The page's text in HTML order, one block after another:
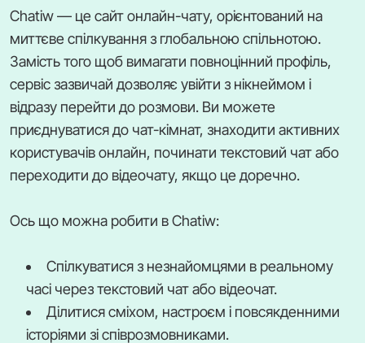
Chatiw — це сайт онлайн-чату, орієнтований на
миттєве спілкування з глобальною спільнотою.
Замість того щоб вимагати повноцінний профіль,
сервіс зазвичай дозволяє увійти з нікнеймом і
відразу перейти до розмови. Ви можете
приєднуватися до чат-кімнат, знаходити активних
користувачів онлайн, починати текстовий чат або
переходити до відеочату, якщо це доречно.
Ось що можна робити в Chatiw:
Спілкуватися з незнайомцями в реальному
часі через текстовий чат або відеочат.
Ділитися сміхом, настроєм і повсякденними
історіями зі співрозмовниками.